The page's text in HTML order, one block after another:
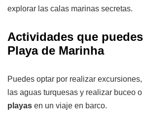
explorar las calas marinas secretas.
Actividades que
Playa de Marinha
Puedes optar por realizar
las aguas turquesas y realizar buceo
playas en un viaje en barco.